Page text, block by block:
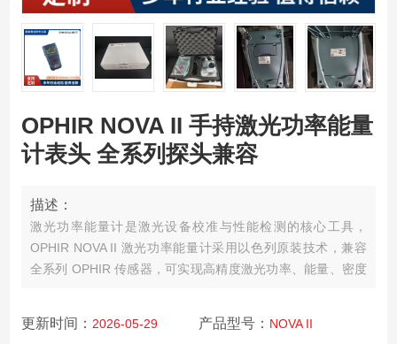
OPHIR NOVA II 手持激光功率能量
计表头 全系列探头兼容
描述：
激光功率能量计是激光设备校准与性能检测的核心工具，
OPHIR NOVA II 激光功率能量计采用以色列原装技术，兼容
全系列 OPHIR 传感器，可实现高精度激光功率、能量、密度
更新时间： 2026-05-29 产品型号： NOVA II